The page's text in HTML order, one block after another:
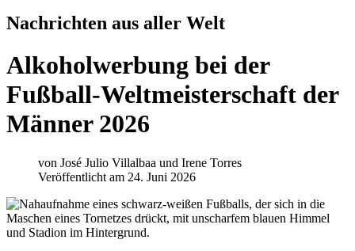
Nachrichten aus aller Welt
Alkoholwerbung bei der
Fußball-Weltmeisterschaft der
Männer 2026
von José Julio Villalbaa und Irene Torres
Veröffentlicht am 24. Juni 2026